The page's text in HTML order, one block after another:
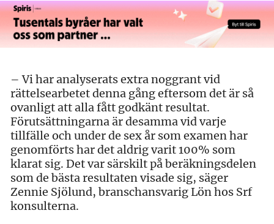
– Vi har analyserats extra noggrant vid
rättelsearbetet denna gång eftersom det är så
ovanligt att alla fått godkänt resultat.
Förutsättningarna är desamma vid varje
tillfälle och under de sex år som examen har
genomförts har det aldrig varit 100% som
klarat sig. Det var särskilt på beräkningsdelen
som de bästa resultaten visade sig, säger
Zennie Sjölund, branschansvarig Lön hos Srf
konsulterna.